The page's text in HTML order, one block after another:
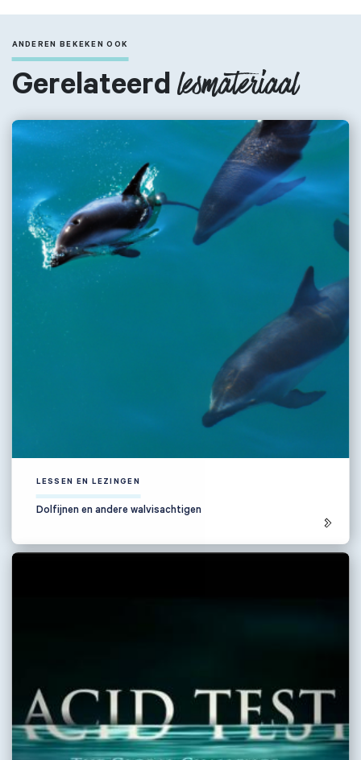
ANDEREN BEKEKEN OOK
Gerelateerdlesmateriaal
LESSEN EN LEZINGEN
Dolfijnen en andere walvisachtigen